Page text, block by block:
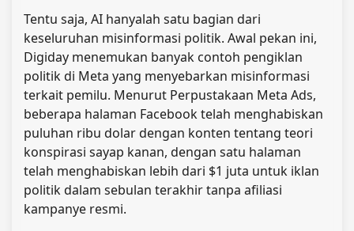
Tentu saja, AI hanyalah satu bagian dari
keseluruhan misinformasi politik. Awal pekan ini,
Digiday menemukan banyak contoh pengiklan
politik di Meta yang menyebarkan misinformasi
terkait pemilu. Menurut Perpustakaan Meta Ads,
beberapa halaman Facebook telah menghabiskan
puluhan ribu dolar dengan konten tentang teori
konspirasi sayap kanan, dengan satu halaman
telah menghabiskan lebih dari $1 juta untuk iklan
politik dalam sebulan terakhir tanpa afiliasi
kampanye resmi.